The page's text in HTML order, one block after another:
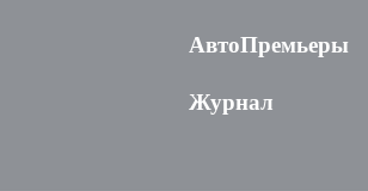
АвтоПремьеры
Журнал